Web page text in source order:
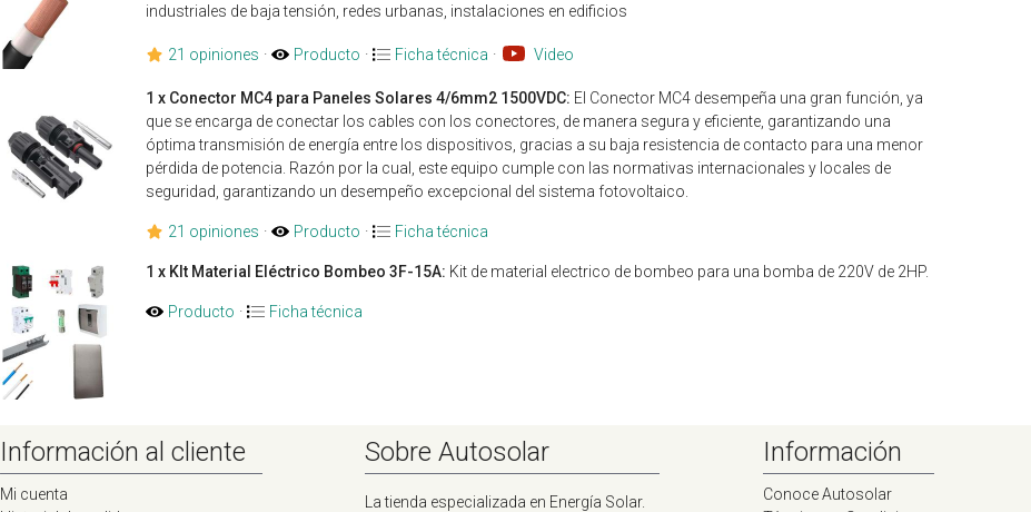
industriales de baja tensión, redes urbanas, instalaciones en edificios
21 opiniones · Producto · Ficha técnica · Video
1 x Conector MC4 para Paneles Solares 4/6mm2 1500VDC: El Conector MC4 desempeña una gran función, ya
que se encarga de conectar los cables con los conectores, de manera segura y eficiente, garantizando una
óptima transmisión de energía entre los dispositivos, gracias a su baja resistencia de contacto para una menor
pérdida de potencia. Razón por la cual, este equipo cumple con las normativas internacionales y locales de
seguridad, garantizando un desempeño excepcional del sistema fotovoltaico.
21 opiniones · Producto · Ficha técnica
1 x KIt Material Eléctrico Bombeo 3F-15A: Kit de material electrico de bombeo para una bomba de 220V de 2HP.
Producto · Ficha técnica
Información al cliente
Mi cuenta
Sobre Autosolar
La tienda especializada en Energía Solar.
Información
Conoce Autosolar